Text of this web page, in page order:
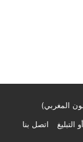
التبليغ
اتصل بنا